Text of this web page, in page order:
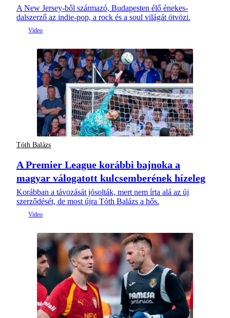
A New Jersey-ből származó, Budapesten élő énekes-
dalszerző az indie-pop, a rock és a soul világát ötvözi.
Tóth Balázs
A Premier League korábbi bajnoka a
magyar válogatott kulcsemberének hízeleg
Korábban a távozását jósolták, mert nem írta alá az új
szerződését, de most újra Tóth Balázs a hős.